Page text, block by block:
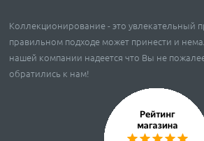
Коллекционирование - это увлекательный
правильном подходе может принести и
нашей компании надеется что Вы не
обратились к нам!